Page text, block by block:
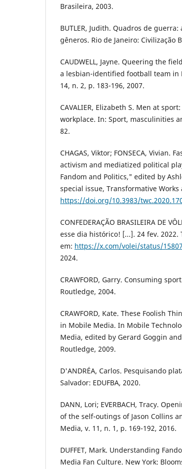
Brasileira, 2003.
BUTLER, Judith. Quadros de
gêneros. Rio de Janeiro: Civilização
CAUDWELL, Jayne. Queering the
a lesbian-identified football team in
14, n. 2, p. 183-196, 2007.
CAVALIER, Elizabeth S. Men at
workplace. In: Sport, masculinities
82.
CHAGAS, Viktor; FONSECA, Vivian.
activism and mediatized political
Fandom and Politics," edited by
special issue, Transformative
https://doi.org/10.3983/
CONFEDERAÇÃO BRASILEIRA DE
esse dia histórico! [...]. 24 fev. 2022.
em: https://x.com/volei/status/
2024.
CRAWFORD, Garry. Consuming
Routledge, 2004.
CRAWFORD, Kate. These Foolish
in Mobile Media. In Mobile
Media, edited by Gerard Goggin
Routledge, 2009.
D'ANDRÉA, Carlos. Pesquisando
Salvador: EDUFBA, 2020.
DANN, Lori; EVERBACH, Tracy.
of the self-outings of Jason Collins
Media, v. 11, n. 1, p. 169-192, 2016.
DUFFET, Mark. Understanding
Media Fan Culture. New York: